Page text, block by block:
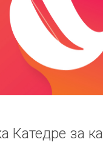
Катедре за